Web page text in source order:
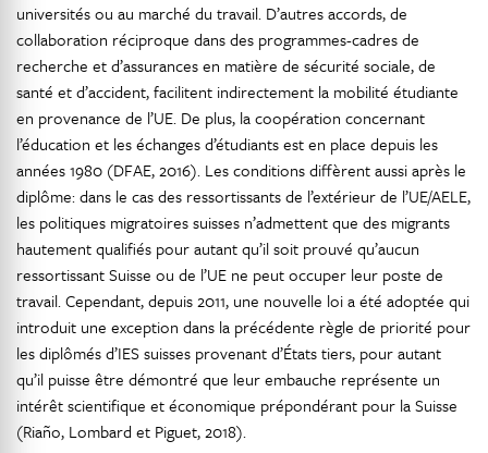
universités ou au marché du travail. D’autres accords, de
collaboration réciproque dans des programmes-cadres de
recherche et d’assurances en matière de sécurité sociale, de
santé et d’accident, facilitent indirectement la mobilité étudiante
en provenance de l’UE. De plus, la coopération concernant
l’éducation et les échanges d’étudiants est en place depuis les
années 1980 (DFAE, 2016). Les conditions diffèrent aussi après le
diplôme: dans le cas des ressortissants de l’extérieur de l’UE/AELE,
les politiques migratoires suisses n’admettent que des migrants
hautement qualifiés pour autant qu’il soit prouvé qu’aucun
ressortissant Suisse ou de l’UE ne peut occuper leur poste de
travail. Cependant, depuis 2011, une nouvelle loi a été adoptée qui
introduit une exception dans la précédente règle de priorité pour
les diplômés d’IES suisses provenant d’États tiers, pour autant
qu’il puisse être démontré que leur embauche représente un
intérêt scientifique et économique prépondérant pour la Suisse
(Riaño, Lombard et Piguet, 2018).